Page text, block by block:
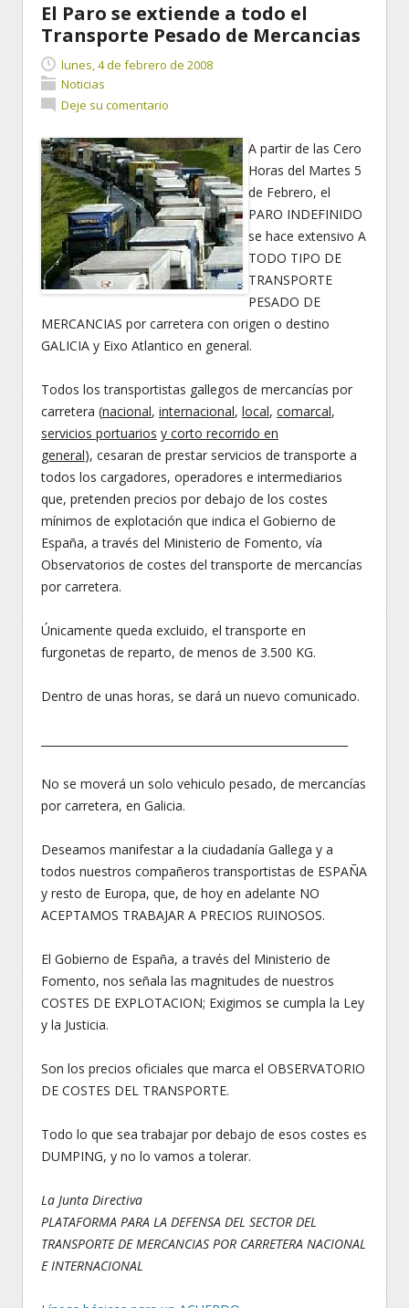
El Paro se extiende a todo el
Transporte Pesado de Mercancias
lunes, 4 de febrero de 2008
Noticias
Deje su comentario
A partir de las Cero
Horas del Martes 5
de Febrero, el
PARO INDEFINIDO
se hace extensivo A
TODO TIPO DE
TRANSPORTE
PESADO DE
MERCANCIAS por carretera con origen o destino
GALICIA y Eixo Atlantico en general.
Todos los transportistas gallegos de mercancías por
carretera (nacional, internacional, local, comarcal,
servicios portuarios y corto recorrido en
general), cesaran de prestar servicios de transporte a
todos los cargadores, operadores e intermediarios
que, pretenden precios por debajo de los costes
mínimos de explotación que indica el Gobierno de
España, a través del Ministerio de Fomento, vía
Observatorios de costes del transporte de mercancías
por carretera.
Únicamente queda excluido, el transporte en
furgonetas de reparto, de menos de 3.500 KG.
Dentro de unas horas, se dará un nuevo comunicado.
No se moverá un solo vehiculo pesado, de mercancías
por carretera, en Galicia.
Deseamos manifestar a la ciudadanía Gallega y a
todos nuestros compañeros transportistas de ESPAÑA
y resto de Europa, que, de hoy en adelante NO
ACEPTAMOS TRABAJAR A PRECIOS RUINOSOS.
El Gobierno de España, a través del Ministerio de
Fomento, nos señala las magnitudes de nuestros
COSTES DE EXPLOTACION; Exigimos se cumpla la Ley
y la Justicia.
Son los precios oficiales que marca el OBSERVATORIO
DE COSTES DEL TRANSPORTE.
Todo lo que sea trabajar por debajo de esos costes es
DUMPING, y no lo vamos a tolerar.
La Junta Directiva
PLATAFORMA PARA LA DEFENSA DEL SECTOR DEL
TRANSPORTE DE MERCANCIAS POR CARRETERA NACIONAL
E INTERNACIONAL